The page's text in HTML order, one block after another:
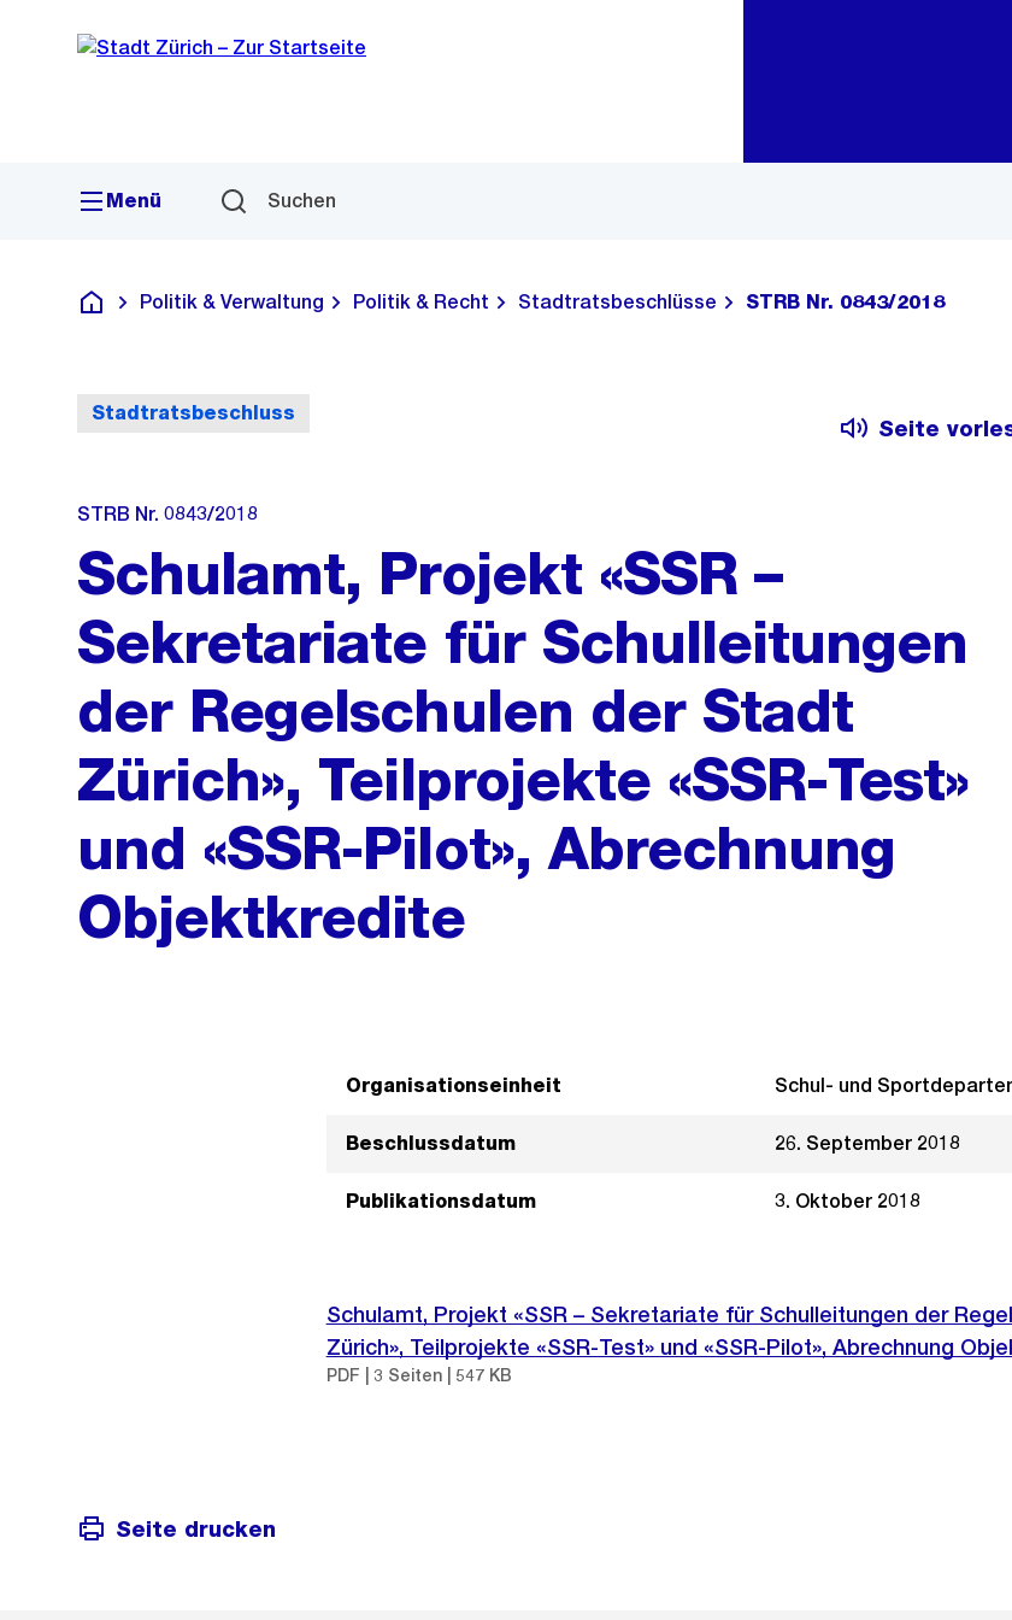
Navigation
Sprunglink
Menü Suchen
Deutsch
Politik & Verwaltung Politik & Recht Stadtratsbeschlüsse STRB Nr. 0843/2018
Stadtratsbeschluss
Seite
STRB Nr. 0843/2018
Schulamt, Projekt «SSR –
Sekretariate für Schulleitungen
der Regelschulen der Stadt
Zürich», Teilprojekte «SSR-Test»
und «SSR-Pilot», Abrechnung
Objektkredite
Organisationseinheit Schul- und
Beschlussdatum 26. September 2018
Publikationsdatum 3. Oktober 2018
Schulamt, Projekt «SSR – Sekretariate für Schulleitungen der
Zürich», Teilprojekte «SSR-Test» und «SSR-Pilot», Abrechnung
PDF | 3 Seiten | 547 KB
Seite drucken